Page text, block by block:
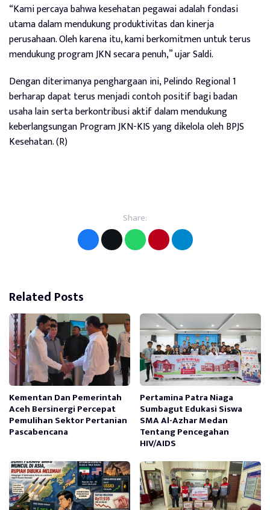
“Kami percaya bahwa kesehatan pegawai adalah fondasi
utama dalam mendukung produktivitas dan kinerja
perusahaan. Oleh karena itu, kami berkomitmen untuk terus
mendukung program JKN secara penuh,” ujar Saldi.
Dengan diterimanya penghargaan ini, Pelindo Regional 1
berharap dapat terus menjadi contoh positif bagi badan
usaha lain serta berkontribusi aktif dalam mendukung
keberlangsungan Program JKN-KIS yang dikelola oleh BPJS
Kesehatan. (R)
Share:
Related Posts
Kementan Dan Pemerintah
Aceh Bersinergi Percepat
Pemulihan Sektor Pertanian
Pascabencana
Pertamina Patra Niaga
Sumbagut Edukasi Siswa
SMA Al-Azhar Medan
Tentang Pencegahan
HIV/AIDS